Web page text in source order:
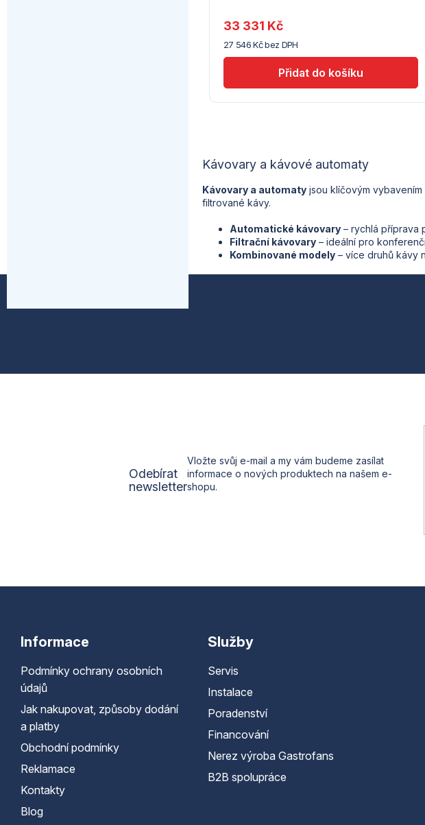
dodavatele
(7) -
Hendi
27 546 Kč bez DPH
33 331 Kč
Kávovary a kávové automaty
Kávovary a automatyjsou klíčovým vybavením
filtrované kávy.
Automatické kávovary– rychlá příprava
Filtrační kávovary– ideální pro
Kombinované modely– více druhů kávy
á
a
Odebírat
newsletter
Vložte svůj e-mail a my vám budeme zasílat
informace o nových produktech na našem e-
shopu.
Informace
Podmínky ochrany osobních
údajů
Jak nakupovat, způsoby dodání
a platby
Obchodní podmínky
Reklamace
Kontakty
Blog
Služby
Servis
Instalace
Poradenství
Financování
Nerez výroba Gastrofans
B2B spolupráce